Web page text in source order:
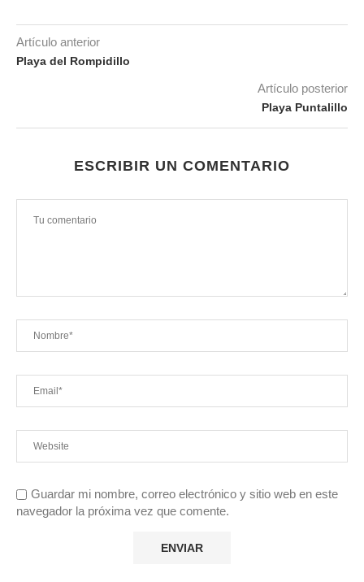
Artículo anterior
Playa del Rompidillo
Artículo posterior
Playa Puntalillo
ESCRIBIR UN COMENTARIO
Guardar mi nombre, correo electrónico y sitio web en este
navegador la próxima vez que comente.